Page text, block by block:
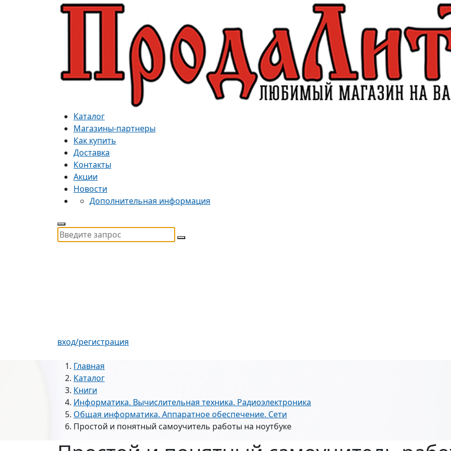
Каталог
Магазины-партнеры
Как купить
Доставка
Контакты
Акции
Новости
Дополнительная информация
вход/регистрация
Главная
Каталог
Книги
Информатика. Вычислительная техника. Радиоэлектроника
Общая информатика. Аппаратное обеспечение. Сети
Простой и понятный самоучитель работы на ноутбуке